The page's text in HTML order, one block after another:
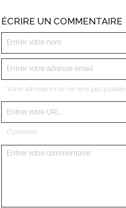
ÉCRIRE UN COMMENTAIRE
Votre adresse email ne sera pas publiée
Optionnel